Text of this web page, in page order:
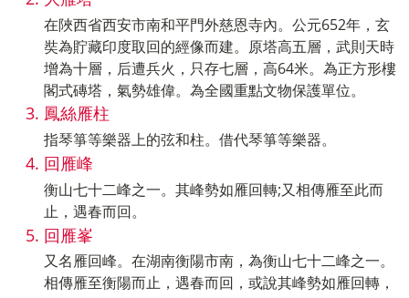
在陜西省西安市南和平門外慈恩寺內。公元652年，玄
奘為貯藏印度取回的經像而建。原塔高五層，武則天時
增為十層，后遭兵火，只存七層，高64米。為正方形樓
閣式磚塔，氣勢雄偉。為全國重點文物保護單位。
鳳絲雁柱
指琴箏等樂器上的弦和柱。借代琴箏等樂器。
回雁峰
衡山七十二峰之一。其峰勢如雁回轉;又相傳雁至此而
止，遇春而回。
回雁峯
又名雁回峰。在湖南衡陽市南，為衡山七十二峰之一。
相傳雁至衡陽而止，遇春而回，或說其峰勢如雁回轉，